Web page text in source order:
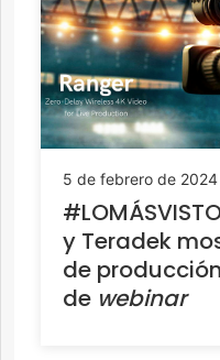
5 de febrero de 2024
y Teradek
de
de webinar